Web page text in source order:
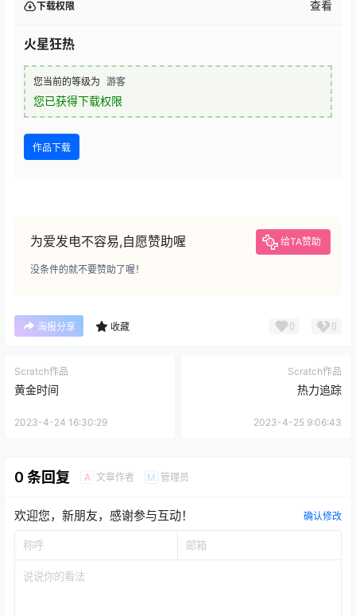
下载权限 查看
火星狂热
您当前的等级为 游客
您已获得下载权限
作品下载
为爱发电不容易,自愿赞助喔 给TA赞助
没条件的就不要赞助了喔！
海报分享 收藏 0 0
Scratch作品
黄金时间
2023-4-24 16:30:29
Scratch作品
热力追踪
2023-4-25 9:06:43
0 条回复 A 文章作者 M 管理员
欢迎您，新朋友，感谢参与互动！ 确认修改